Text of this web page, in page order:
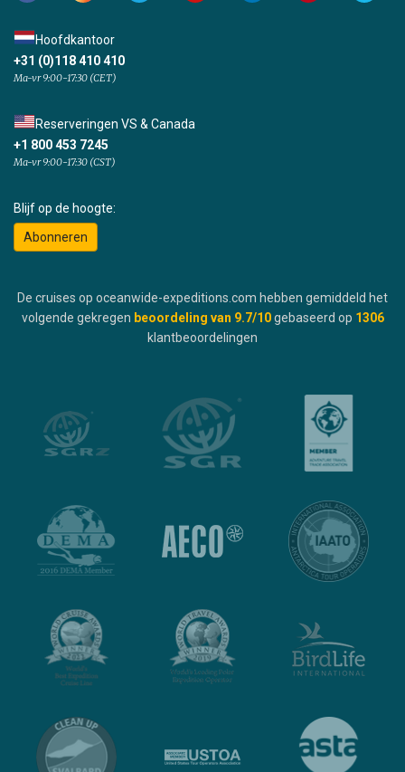
Hoofdkantoor
+31 (0)118 410 410
Ma-vr 9:00-17:30 (CET)
Reserveringen VS & Canada
+1 800 453 7245
Ma-vr 9:00-17:30 (CST)
Blijf op de hoogte:
Abonneren
De cruises op oceanwide-expeditions.com hebben gemiddeld het
volgende gekregen beoordeling van 9.7/10 gebaseerd op 1306
klantbeoordelingen